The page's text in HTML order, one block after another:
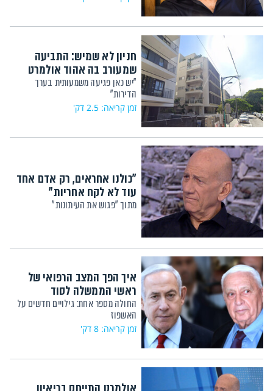
חניון לא שמיש: התביעה
שמעורב בה אהוד אולמרט
"יש כאן פגיעה משמעותית בערך
הדירות"
זמן קריאה: 2.5 דק'
"כולנו אחראים, רק אדם אחד
עוד לא לקח אחריות"
מתוך "פגוש את העיתונות"
איך הפך המצב הרפואי של
ראשי הממשלה לסוד
החולה מספר אחת: גילויים חדשים על
האשפוז
זמן קריאה: 8 דק'